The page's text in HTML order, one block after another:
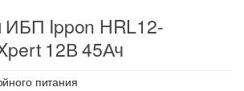
ИБП Ippon HRL12-
12В 45Ач
питания